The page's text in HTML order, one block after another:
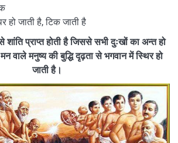
हो जाती है, टिक जाती है
शांति प्राप्त होती है जिससे सभी दुःखों का अन्त हो
वाले मनुष्य की बुद्धि दृढ़ता से भगवान में स्थिर हो
जाती है।